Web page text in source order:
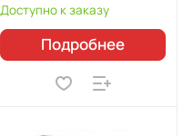
Доступно к заказу
Подробнее